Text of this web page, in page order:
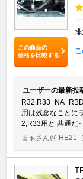
この商品の
価格を比較する
排
ユーザーの最新投
用は残念なことに
2,R33用と 共通だ
まぁさん@ HE21